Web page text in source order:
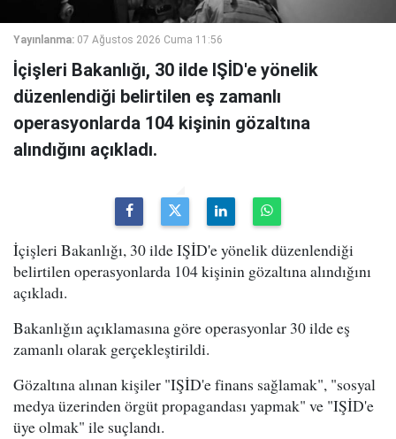
Yayınlanma: 07 Ağustos 2026 Cuma 11:56
İçişleri Bakanlığı, 30 ilde IŞİD'e yönelik
düzenlendiği belirtilen eş zamanlı
operasyonlarda 104 kişinin gözaltına
alındığını açıkladı.
İçişleri Bakanlığı, 30 ilde IŞİD'e yönelik düzenlendiği
belirtilen operasyonlarda 104 kişinin gözaltına alındığını
açıkladı.
Bakanlığın açıklamasına göre operasyonlar 30 ilde eş
zamanlı olarak gerçekleştirildi.
Gözaltına alınan kişiler "IŞİD'e finans sağlamak", "sosyal
medya üzerinden örgüt propagandası yapmak" ve "IŞİD'e
üye olmak" ile suçlandı.